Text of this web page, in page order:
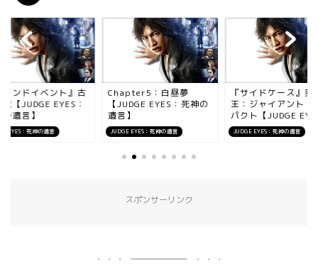
EYES：死神の遺言
レンドイベント』古
【JUDGE EYES：
遺言】
JUDGE EYES：死神の遺言
Chapter5：白昼夢
【JUDGE EYES：死神の
遺言】
JUDGE EYES：死神の遺言
『サイドケース』変
王：ジャイアント・
パクト【JUDGE EY...
スポンサーリンク